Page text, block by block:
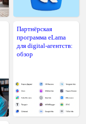
Партнёрская
программа eLama
для digital-агентств:
обзор